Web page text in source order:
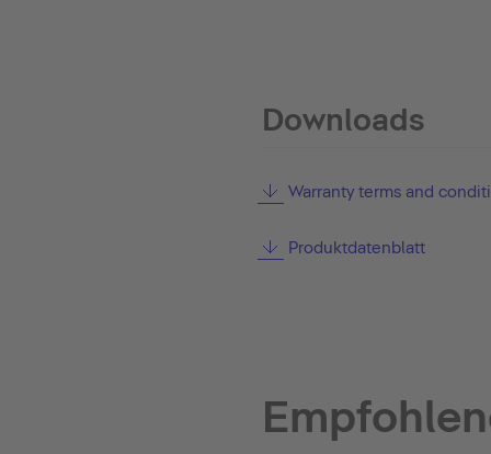
Downloads
Warranty terms and
Produktdatenblatt